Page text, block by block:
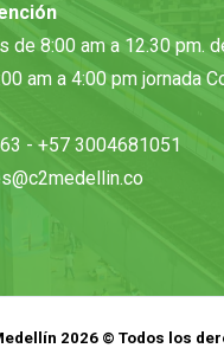
de 8:00 am a 12.30 pm.
am a 4:00 pm jornada
- +57 3004681051
2026 © Todos los